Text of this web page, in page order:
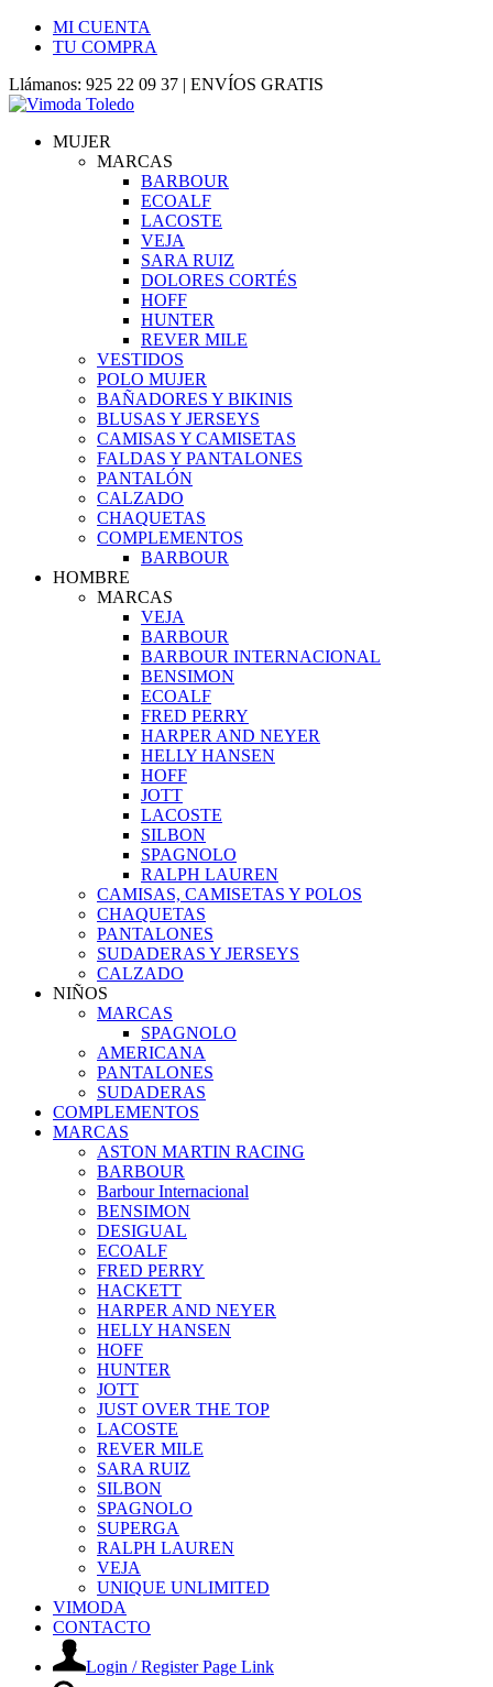
MI CUENTA
TU COMPRA
Llámanos: 925 22 09 37 | ENVÍOS GRATIS
MUJER
MARCAS
BARBOUR
ECOALF
LACOSTE
VEJA
SARA RUIZ
DOLORES CORTÉS
HOFF
HUNTER
REVER MILE
VESTIDOS
POLO MUJER
BAÑADORES Y BIKINIS
BLUSAS Y JERSEYS
CAMISAS Y CAMISETAS
FALDAS Y PANTALONES
PANTALÓN
CALZADO
CHAQUETAS
COMPLEMENTOS
BARBOUR
HOMBRE
MARCAS
VEJA
BARBOUR
BARBOUR INTERNACIONAL
BENSIMON
ECOALF
FRED PERRY
HARPER AND NEYER
HELLY HANSEN
HOFF
JOTT
LACOSTE
SILBON
SPAGNOLO
RALPH LAUREN
CAMISAS, CAMISETAS Y POLOS
CHAQUETAS
PANTALONES
SUDADERAS Y JERSEYS
CALZADO
NIÑOS
MARCAS
SPAGNOLO
AMERICANA
PANTALONES
SUDADERAS
COMPLEMENTOS
MARCAS
ASTON MARTIN RACING
BARBOUR
Barbour Internacional
BENSIMON
DESIGUAL
ECOALF
FRED PERRY
HACKETT
HARPER AND NEYER
HELLY HANSEN
HOFF
HUNTER
JOTT
JUST OVER THE TOP
LACOSTE
REVER MILE
SARA RUIZ
SILBON
SPAGNOLO
SUPERGA
RALPH LAUREN
VEJA
UNIQUE UNLIMITED
VIMODA
CONTACTO
Login / Register Page Link